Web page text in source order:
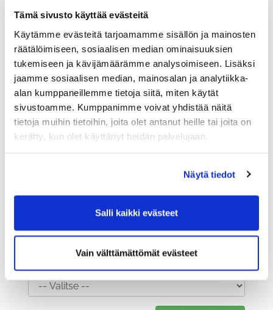
Tämä sivusto käyttää evästeitä
Käytämme evästeitä tarjoamamme sisällön ja mainosten
räätälöimiseen, sosiaalisen median ominaisuuksien
tukemiseen ja kävijämäärämme analysoimiseen. Lisäksi
jaamme sosiaalisen median, mainosalan ja analytiikka-
alan kumppaneillemme tietoja siitä, miten käytät
sivustoamme. Kumppanimme voivat yhdistää näitä
tietoja muihin tietoihin, joita olet antanut heille tai joita on
kerätty, kun olet käyttänyt heidän palvelujaan.
Näytä tiedot
Salli kaikki evästeet
Vain välttämättömät evästeet
Valitse seura:
Jäsennumero:
Lisätiedot
Sukupuoli: